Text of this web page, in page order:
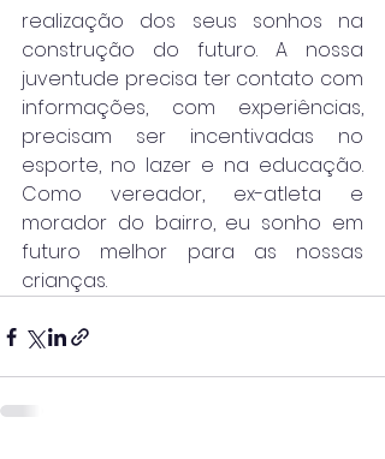
realização dos seus sonhos na
construção do futuro. A nossa
juventude precisa ter contato com
informações, com experiências,
precisam ser incentivadas no
esporte, no lazer e na educação.
Como vereador, ex-atleta e
morador do bairro, eu sonho em
futuro melhor para as nossas
crianças.